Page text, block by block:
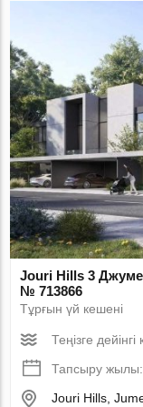
Jouri Hills 3
№ 713866
Тұрғын үй кешені
Теңізге
Тапсыру жылы:
Jouri Hills,